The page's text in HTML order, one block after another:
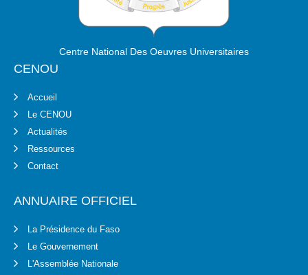
Centre National Des Oeuvres Universitaires
CENOU
Accueil
Le CENOU
Actualités
Ressources
Contact
ANNUAIRE OFFICIEL
La Présidence du Faso
Le Gouvernement
L'Assemblée Nationale